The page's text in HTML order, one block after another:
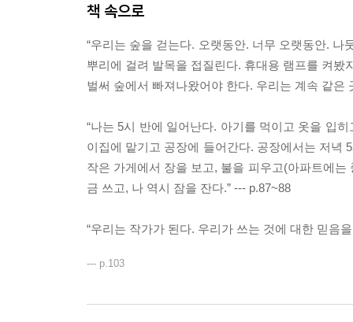
책 속으로
“우리는 숲을 걷는다. 오랫동안. 너무 오랫동안.
뿌리에 걸려 발목을 접질린다. 휴대용 램프를 켜
벌써 숲에서 빠져나왔어야 한다. 우리는 계속 같은
“나는 5시 반에 일어난다. 아기를 먹이고 옷을 입
이집에 맡기고 공장에 들어간다. 공장에서는 저녁
작은 가게에서 장을 보고, 불을 피우고(아파트에
금 쓰고, 나 역시 잠을 잔다.” --- p.87~88
“우리는 작가가 된다. 우리가 쓰는 것에 대한 믿음
--- p.103